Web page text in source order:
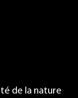
de la nature